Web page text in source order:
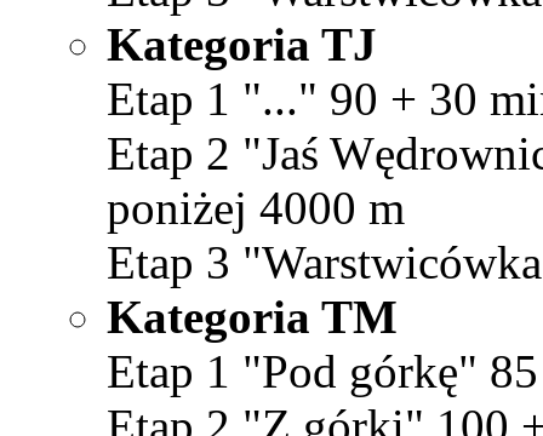
Kategoria TJ
Etap 1 "..." 90 + 30
Etap 2 "Jaś
poniżej 4000 m
Etap 3
Kategoria TM
Etap 1 "Pod górkę"